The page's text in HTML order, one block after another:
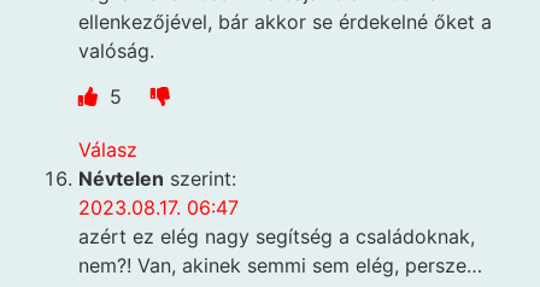
ellenkezőjével, bár akkor se érdekelné őket a
valóság.
5
Válasz
Névtelen szerint:
2023.08.17. 06:47
azért ez elég nagy segítség a családoknak,
nem?! Van, akinek semmi sem elég, persze…